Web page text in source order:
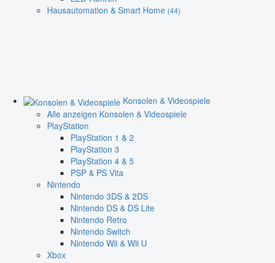
Hausautomation & Smart Home (44)
Konsolen & Videospiele
Alle anzeigen Konsolen & Videospiele
PlayStation
PlayStation 1 & 2
PlayStation 3
PlayStation 4 & 5
PSP & PS Vita
Nintendo
Nintendo 3DS & 2DS
Nintendo DS & DS Lite
Nintendo Retro
Nintendo Switch
Nintendo Wii & Wii U
Xbox